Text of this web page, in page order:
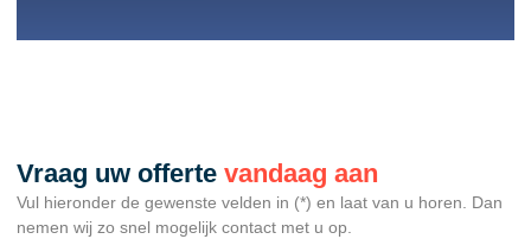
Vraag uw offertevandaag aan
Vul hieronder de gewenste velden in (*) en laat van u horen. Dan
nemen wij zo snel mogelijk contact met u op.